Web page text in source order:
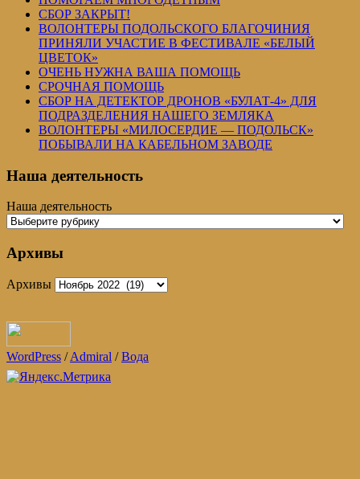
СБОР ЗАКРЫТ!
ВОЛОНТЕРЫ ПОДОЛЬСКОГО БЛАГОЧИНИЯ
ПРИНЯЛИ УЧАСТИЕ В ФЕСТИВАЛЕ «БЕЛЫЙ
ЦВЕТОК»
ОЧЕНЬ НУЖНА ВАША ПОМОЩЬ
СРОЧНАЯ ПОМОЩЬ
СБОР НА ДЕТЕКТОР ДРОНОВ «БУЛАТ-4» ДЛЯ
ПОДРАЗДЕЛЕНИЯ НАШЕГО ЗЕМЛЯКА
ВОЛОНТЕРЫ «МИЛОСЕРДИЕ — ПОДОЛЬСК»
ПОБЫВАЛИ НА КАБЕЛЬНОМ ЗАВОДЕ
Наша деятельность
Наша деятельность
Архивы
Архивы
WordPress /Admiral /Вода